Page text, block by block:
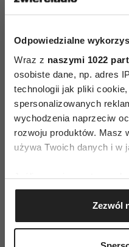
Odpowiedzialne
Wraz z naszymi 1022
osobiste dane, np. adres
technologii jak pliki
spersonalizowanych
wychodzenia naprzeciw
rozwoju produktów. Masz
używa Twoich danych i w
Jeśli wyrazisz na to
Gromadzić dane
geograficznej z
Identyfikować
Zezwól
się w nim znajdują.
mięśnie krocza i
i pracują zależnie od
Przepona porusza się,
i powinna dźwigać
wtedy w klatce
A tego nie robi?|
tłocznią brzuszną.
unosić napięcie w
w mięśnie krocza.